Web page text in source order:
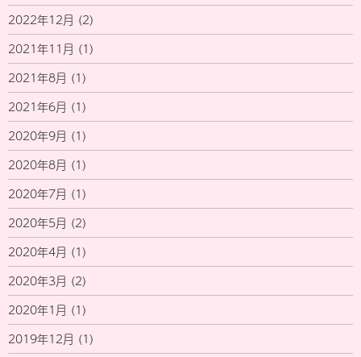
2022年12月 (2)
2021年11月 (1)
2021年8月 (1)
2021年6月 (1)
2020年9月 (1)
2020年8月 (1)
2020年7月 (1)
2020年5月 (2)
2020年4月 (1)
2020年3月 (2)
2020年1月 (1)
2019年12月 (1)